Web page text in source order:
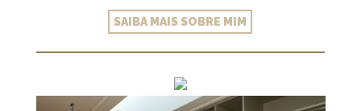
SAIBA MAIS SOBRE MIM